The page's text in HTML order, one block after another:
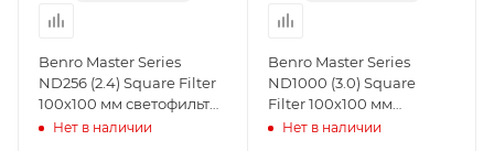
Benro Master Series
ND256 (2.4) Square Filter
100х100 мм светофильтр
нейтрально-серый
Нет в наличии
Benro Master Series
ND1000 (3.0) Square
Filter 100х100 мм
светофильтр
Нет в наличии